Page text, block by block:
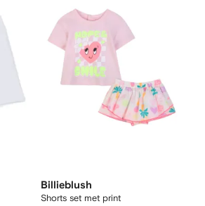
Billieblush
Shorts set met print